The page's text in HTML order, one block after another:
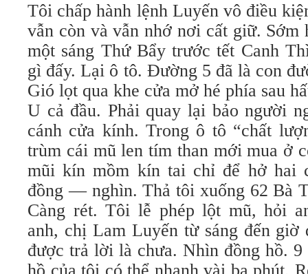
Tôi chấp hành lệnh Luyến vô điều
vẫn còn và vẫn nhớ nơi cất giữ.
một sáng Thứ Bẩy trước tết Canh
gì đấy. Lại ô tô. Đường 5 đã là con
Gió lọt qua khe cửa mở hé phía sau
U cả đầu. Phải quay lại bảo người
cánh cửa kính. Trong ô tô “chất
trùm cái mũ len tím than mới mua ở
mũi kín mồm kín tai chỉ để hở hai
đồng — nghìn. Thả tôi xuống 62 Bà
Càng rét. Tôi lễ phép lột mũ, hỏi
anh, chị Lam Luyến từ sáng đến giờ
được trả lời là chưa. Nhìn đồng hồ.